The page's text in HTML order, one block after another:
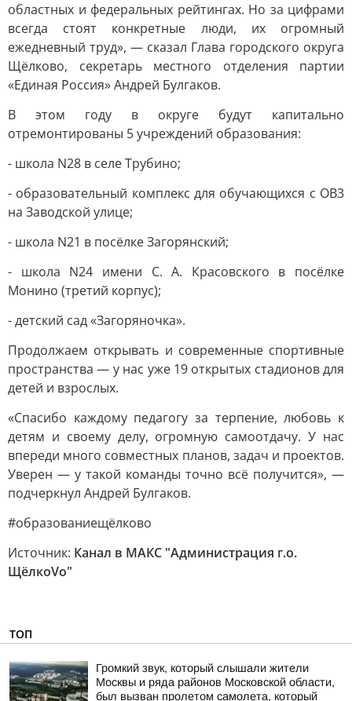
областных и федеральных рейтингах. Но за цифрами
всегда стоят конкретные люди, их огромный
ежедневный труд», — сказал Глава городского округа
Щёлково, секретарь местного отделения партии
«Единая Россия» Андрей Булгаков.
В этом году в округе будут капитально
отремонтированы 5 учреждений образования:
- школа N28 в селе Трубино;
- образовательный комплекс для обучающихся с ОВ3
на Заводской улице;
- школа N21 в посёлке Загорянский;
- школа N24 имени С. А. Красовского в посёлке
Монино (третий корпус);
- детский сад «Загоряночка».
Продолжаем открывать и современные спортивные
пространства — у нас уже 19 открытых стадионов для
детей и взрослых.
«Спасибо каждому педагогу за терпение, любовь к
детям и своему делу, огромную самоотдачу. У нас
впереди много совместных планов, задач и проектов.
Уверен — у такой команды точно всё получится», —
подчеркнул Андрей Булгаков.
#образованиещёлково
Источник: Канал в МАКС "Администрация г.о.
ЩёлкоVо"
ТОП
Громкий звук, который слышали жители
Москвы и ряда районов Московской области,
был вызван пролетом самолета, который